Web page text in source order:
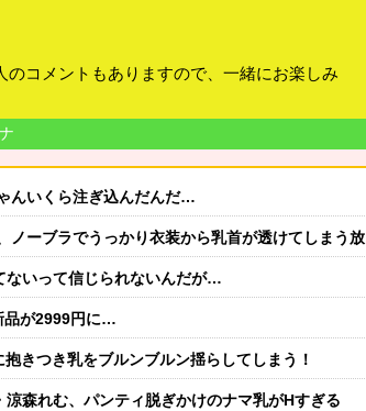
コメントもありますので、一緒にお楽しみ
んいくら注ぎ込んだんだ…
ブラでうっかり衣装から乳首が透けてしまう放送事故ｗｗｗ
ないって信じられないんだが…
品が2999円に…
抱きつき乳をブルンブルン揺らしてしまう！
涼森れむ、パンティ脱ぎかけのナマ乳がHすぎる